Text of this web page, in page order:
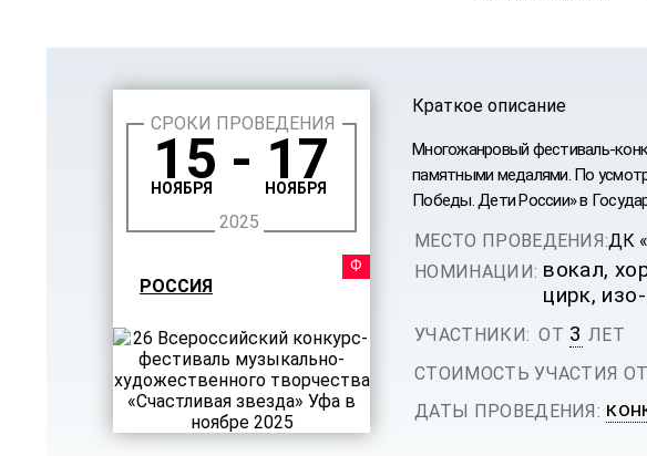
СРОКИ ПРОВЕДЕНИЯ
15 - 17
НОЯБРЯ НОЯБРЯ
2025
РОССИЯ
Краткое описание
Многожанровый фестиваль-
памятными медалями. По
Победы. Дети России» в
МЕСТО ПРОВЕДЕНИЯ:ДК
НОМИНАЦИИ: вокал,
цирк,
УЧАСТНИКИ: ОТ 3 ЛЕТ
СТОИМОСТЬ УЧАСТИЯ ОТ
ДАТЫ ПРОВЕДЕНИЯ: